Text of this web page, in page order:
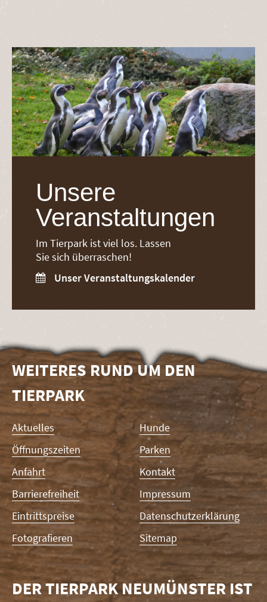
Unsere
Veranstaltungen
Im Tierpark ist viel los. Lassen
Sie sich überraschen!
 Unser Veranstaltungskalender
WEITERES RUND UM DEN
TIERPARK
Navigation
überspringen
Aktuelles
Öffnungszeiten
Anfahrt
Barrierefreiheit
Eintrittspreise
Fotografieren
Hunde
Parken
Kontakt
Impressum
Datenschutzerklärung
Sitemap
DER TIERPARK NEUMÜNSTER IST